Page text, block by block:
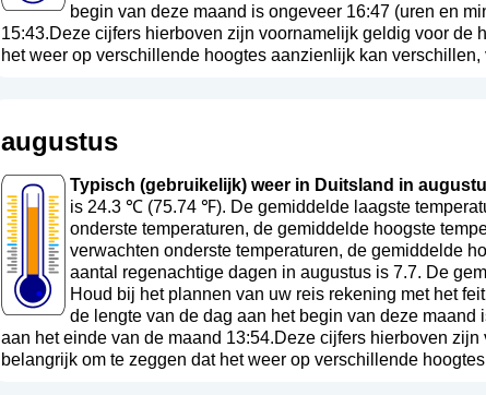
begin van deze maand is ongeveer 16:47 (uren en
15:43.Deze cijfers hierboven zijn voornamelijk geldig voor de
het weer op verschillende hoogtes aanzienlijk kan verschillen,
augustus
Typisch (gebruikelijk) weer in Duitsland in
is 24.3 ℃ (75.74 ℉). De gemiddelde laagste
onderste temperaturen, de gemiddelde hoogste
verwachten onderste temperaturen, de gemiddelde
aantal regenachtige dagen in augustus is 7.7. De
Houd bij het plannen van uw reis rekening met het
de lengte van de dag aan het begin van deze
aan het einde van de maand 13:54.Deze cijfers hierboven
belangrijk om te zeggen dat het weer op verschillende